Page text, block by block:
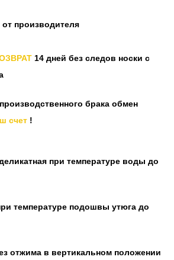
от производителя
14 дней без следов носки с
брака обмен
счет !
при температуре воды до
температуре подошвы утюга до
отжима в вертикальном положении